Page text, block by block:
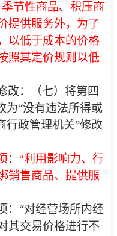
节性商品、积压商
提供服务外，为了
以低于成本的价格
照其定价规则以低
改：（七）将第四
为“没有违法所得或
行政管理机关”修改
：“利用影响力、行
销售商品、提供服
：“对经营场所内经
其交易价格进行不